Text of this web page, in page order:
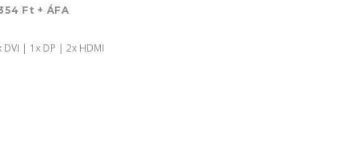
Ft + ÁFA
| 1x DP | 2x HDMI